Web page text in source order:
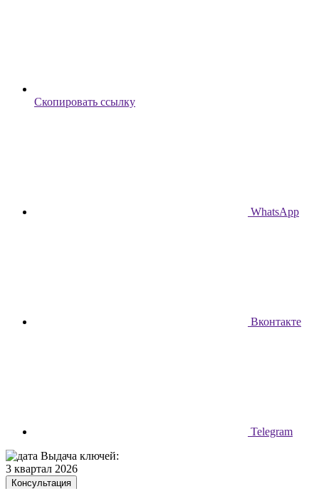
Скопировать ссылку
WhatsApp
Вконтакте
Telegram
Выдача ключей:
3 квартал 2026
Консультация